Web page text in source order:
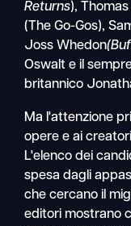
Returns),
(The Go-Gos),
Joss Whedon
Oswalt e il
britannico
Ma l'attenzione
opere e ai
L'elenco dei
spesa dagli
che cercano il
editori mostrano